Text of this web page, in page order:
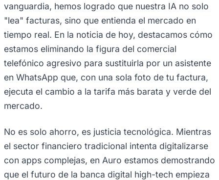
vanguardia, hemos logrado que nuestra IA no solo
"lea" facturas, sino que entienda el mercado en
tiempo real. En la noticia de hoy, destacamos cómo
estamos eliminando la figura del comercial
telefónico agresivo para sustituirla por un asistente
en WhatsApp que, con una sola foto de tu factura,
ejecuta el cambio a la tarifa más barata y verde del
mercado.
No es solo ahorro, es justicia tecnológica. Mientras
el sector financiero tradicional intenta digitalizarse
con apps complejas, en Auro estamos demostrando
que el futuro de la banca digital high-tech empieza